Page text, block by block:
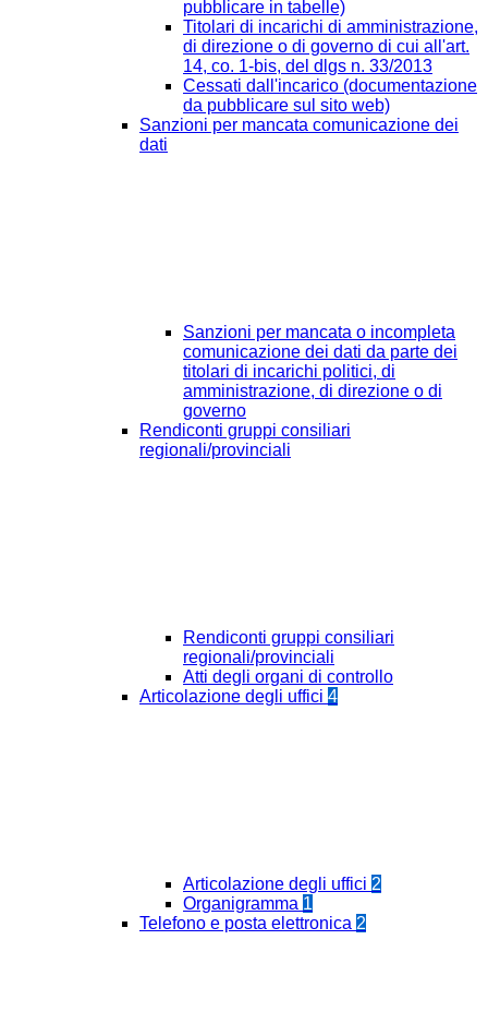
pubblicare in tabelle)
Titolari di incarichi di amministrazione,
di direzione o di governo di cui all'art.
14, co. 1-bis, del dlgs n. 33/2013
Cessati dall'incarico (documentazione
da pubblicare sul sito web)
Sanzioni per mancata comunicazione dei
dati
Sanzioni per mancata o incompleta
comunicazione dei dati da parte dei
titolari di incarichi politici, di
amministrazione, di direzione o di
governo
Rendiconti gruppi consiliari
regionali/provinciali
Rendiconti gruppi consiliari
regionali/provinciali
Atti degli organi di controllo
Articolazione degli uffici 4
Articolazione degli uffici 2
Organigramma 1
Telefono e posta elettronica 2